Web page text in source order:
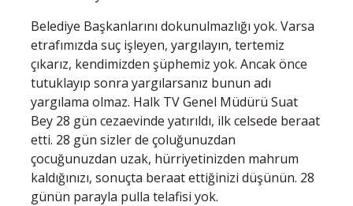
Belediye Başkanlarını dokunulmazlığı yok. Varsa
etrafımızda suç işleyen, yargılayın, tertemiz
çıkarız, kendimizden şüphemiz yok. Ancak önce
tutuklayıp sonra yargılarsanız bunun adı
yargılama olmaz. Halk TV Genel Müdürü Suat
Bey 28 gün cezaevinde yatırıldı, ilk celsede beraat
etti. 28 gün sizler de çoluğunuzdan
çocuğunuzdan uzak, hürriyetinizden mahrum
kaldığınızı, sonuçta beraat ettiğinizi düşünün. 28
günün parayla pulla telafisi yok.